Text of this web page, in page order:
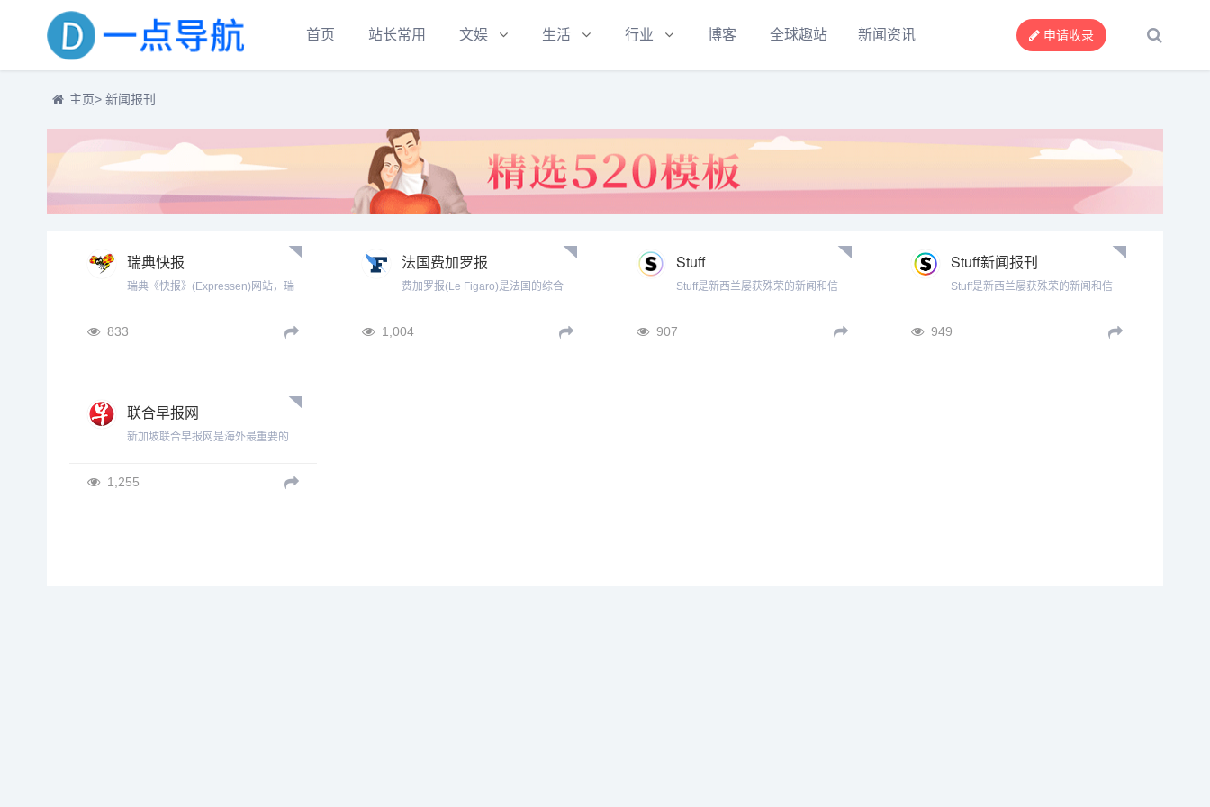
首页 站长常用 文娱 生活 行业 博客 全球趣站 新闻资讯 申请收录
主页> 新闻报刊
瑞典快报
瑞典《快报》(Expressen)网站，瑞
833
法国费加罗报
费加罗报(Le Figaro)是法国的综合
法国剧作家博马舍的名剧 《费加罗
1,004
Stuff
Stuff是新西兰屡获殊荣的新闻和信
907
Stuff新闻报刊
Stuff是新西兰屡获殊荣的新闻和信
949
联合早报网
新加坡联合早报网是海外最重要的
太区读者的最爱。
1,255